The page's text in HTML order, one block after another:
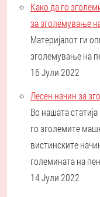
Како да го
за зголемување
Материјалот ги
зголемување на
16 Јули 2022
Лесен начин за
Во нашата
го зголемите
вистинските
големината на
14 Јули 2022